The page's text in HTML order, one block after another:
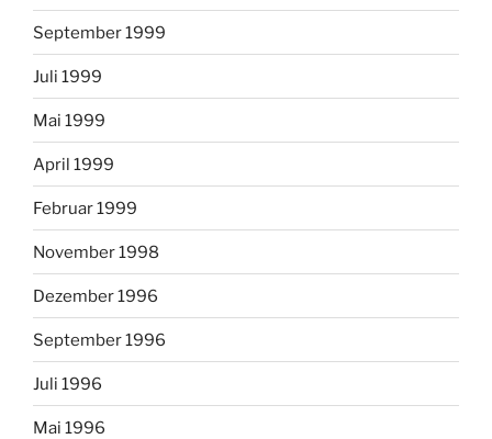
September 1999
Juli 1999
Mai 1999
April 1999
Februar 1999
November 1998
Dezember 1996
September 1996
Juli 1996
Mai 1996